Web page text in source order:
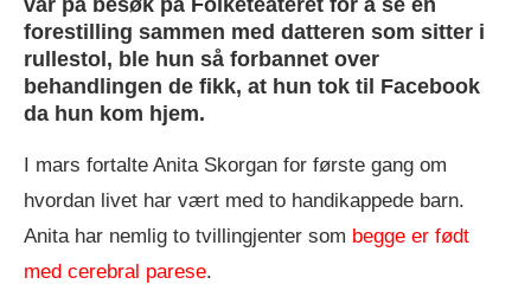
forestilling sammen med datteren som sitter i
rullestol, ble hun så forbannet over
behandlingen de fikk, at hun tok til Facebook
da hun kom hjem.
I mars fortalte Anita Skorgan for første gang om
hvordan livet har vært med to handikappede barn.
Anita har nemlig to tvillingjenter som begge er født
med cerebral parese.